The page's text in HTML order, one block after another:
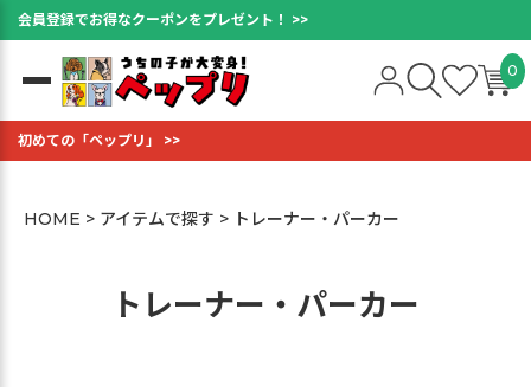
会員登録でお得なクーポンをプレゼント！ >>
0
初めての「ペップリ」 >>
HOME アイテムで探す トレーナー・パーカー
トレーナー・パーカー